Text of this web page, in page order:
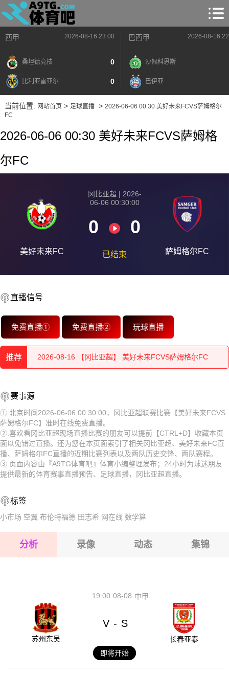
西甲 2026-08-16 23:00
桑坦德竞技 0
比利亚雷亚尔 0
巴西甲 2026-08-16
沙佩科恩斯
巴伊亚
当前位置: 网站首页> 足球直播> 2026-06-06 00:30 美好未来FCVS萨姆格尔
FC
2026-06-06 00:30 美好未来FCVS萨姆格
尔FC
美好未来FC
冈比亚超 | 2026-
06-06 00:30:00
0 0
已结束 萨姆格尔FC
直播信号
免费直播① 免费直播② 玩球直播
推荐
2026-08-16 【冈比亚超】 美好未来FCVS萨姆格尔FC
2026-08-16 【冈比亚超】 美好未来FCVS萨姆格尔FC
2026-08-16 【冈比亚超】 美好未来FCVS萨姆格尔FC
2026-08-16 【冈比亚超】 美好未来FCVS萨姆格尔FC
2026-08-16 【冈比亚超】 美好未来FCVS萨姆格尔FC
2026-08-16 【冈比亚超】 美好未来FCVS萨姆格尔FC
2026-08-16 【冈比亚超】 美好未来FCVS萨姆格尔FC
2026-08-16 【冈比亚超】 美好未来FCVS萨姆格尔FC
2026-08-16 【冈比亚超】 美好未来FCVS萨姆格尔FC
赛事源
①.北京时间2026-06-06 00:30:00，冈比亚超联赛比赛【美好未来FCVS
萨姆格尔FC】准时在线免费直播。
②.喜欢看冈比亚超现场直播比赛的朋友可以提前【CTRL+D】收藏本页
面以免错过直播。还为您在本页面索引了相关冈比亚超、美好未来FC直
播、萨姆格尔FC直播的近期比赛列表以及两队历史交锋、两队赛程。
③.页面内容由『A9TG体育吧』体育小编整理发布；24小时为球迷朋友
提供最新的体育赛事直播预告、足球直播，冈比亚超直播。
标签
小市场 空翼 布伦特福德 田志希 网在线 数学算
分析 录像 动态 集锦
08-08
19:00 中甲
苏州东吴
V - S
长春亚泰
即将开始